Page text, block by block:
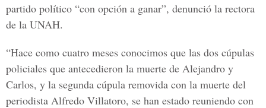
partido político “con opción a ganar”, denunció la rectora
de la UNAH.
“Hace como cuatro meses conocimos que las dos cúpulas
policiales que antecedieron la muerte de Alejandro y
Carlos, y la segunda cúpula removida con la muerte del
periodista Alfredo Villatoro, se han estado reuniendo con